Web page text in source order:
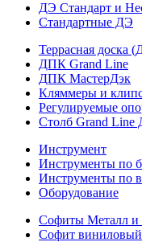
ДЭ Стандарт и
Стандартные ДЭ
Террасная доска
ДПК Grand Line
ДПК МастерДэк
Кляммеры и
Регулируемые
Столб Grand Line
Инструмент
Инструменты по
Инструменты по
Оборудование
Софиты Металл
Софит